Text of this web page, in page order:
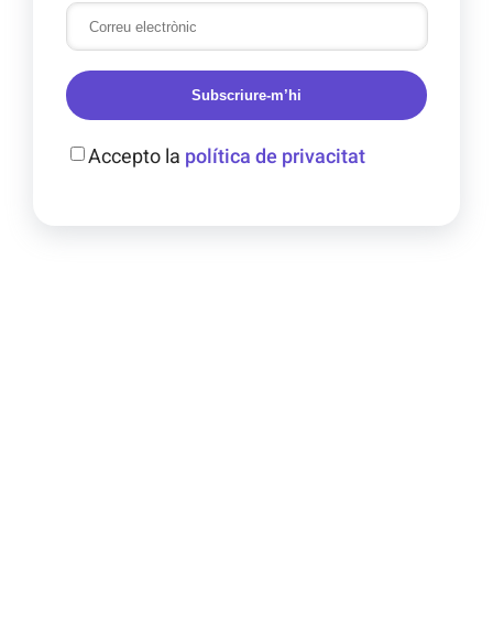
Subscriure-m’hi
Accepto la política de privacitat